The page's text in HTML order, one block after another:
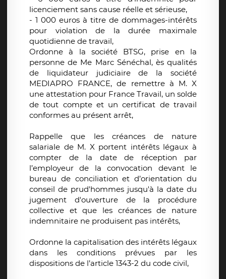
licenciement sans cause réelle et sérieuse,
- 1 000 euros à titre de dommages-intérêts
pour violation de la durée maximale
quotidienne de travail,
Ordonne à la société BTSG, prise en la
personne de Me Marc Sénéchal, ès qualités
de liquidateur judiciaire de la société
MEDIAPRO FRANCE, de remettre à M. X
une attestation pour France Travail, un solde
de tout compte et un certificat de travail
conformes au présent arrêt,
Rappelle que les créances de nature
salariale de M. X portent intérêts légaux à
compter de la date de réception par
l’employeur de la convocation devant le
bureau de conciliation et d’orientation du
conseil de prud'hommes jusqu'à la date du
jugement d'ouverture de la procédure
collective et que les créances de nature
indemnitaire ne produisent pas intérêts,
Ordonne la capitalisation des intérêts légaux
dans les conditions prévues par les
dispositions de l’article 1343-2 du code civil,